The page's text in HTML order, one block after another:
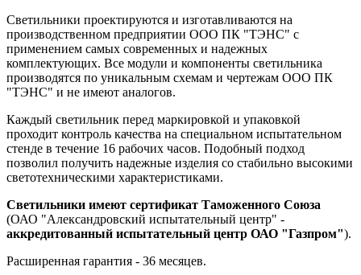
Светильники проектируются и изготавливаются на
производственном предприятии ООО ПК "ТЭНС" с
применением самых современных и надежных
комплектующих. Все модули и компоненты светильника
производятся по уникальным схемам и чертежам ООО ПК
"ТЭНС" и не имеют аналогов.
Каждый светильник перед маркировкой и упаковкой
проходит контроль качества на специальном испытательном
стенде в течение 16 рабочих часов. Подобный подход
позволил получить надежные изделия со стабильно высокими
светотехническими характеристиками.
Светильники имеют сертификат Таможенного Союза
(ОАО "Александровский испытательный центр" -
аккредитованный испытательный центр ОАО "Газпром").
Расширенная гарантия - 36 месяцев.